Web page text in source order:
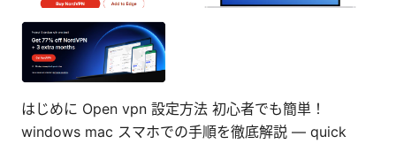
はじめに Open vpn 設定方法 初心者でも簡単！
windows mac スマホでの手順を徹底解説 — quick